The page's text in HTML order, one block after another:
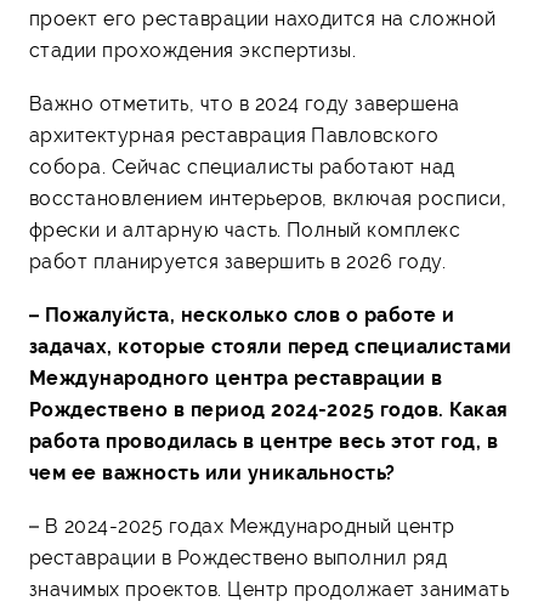
проект его реставрации находится на сложной
стадии прохождения экспертизы.
Важно отметить, что в 2024 году завершена
архитектурная реставрация Павловского
собора. Сейчас специалисты работают над
восстановлением интерьеров, включая росписи,
фрески и алтарную часть. Полный комплекс
работ планируется завершить в 2026 году.
– Пожалуйста, несколько слов о работе и
задачах, которые стояли перед специалистами
Международного центра реставрации в
Рождествено в период 2024-2025 годов. Какая
работа проводилась в центре весь этот год, в
чем ее важность или уникальность?
– В 2024-2025 годах Международный центр
реставрации в Рождествено выполнил ряд
значимых проектов. Центр продолжает занимать